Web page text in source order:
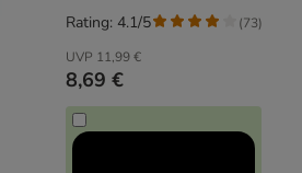
UVP 11,99 €
8,69 €
Rating: 4.1/5 (73)